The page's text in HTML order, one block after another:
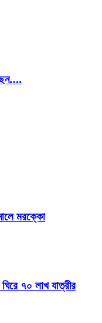
মরক্কো
৭০ লাখ যাত্রীর